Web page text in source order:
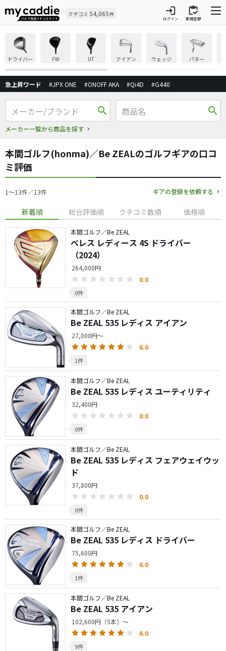
クチコミ 54,065件 login
ログイン
inventory
新規登録
ドライバー FW UT アイアン ウェッジ パター
急上昇ワード #JPX ONE #ONOFF AKA #Qi4D #G440
search
メーカー一覧から商品を探す
search
本間ゴルフ(honma)／Be ZEALのゴルフギアの口コ
ミ評価
1〜13件／13件 ギアの登録を依頼する
新着順 総合評価順 クチコミ数順 価格順
本間ゴルフ／Be ZEAL
ベレス レディース 4S ドライバー
（2024）
264,000円
0.0
0件
本間ゴルフ／Be ZEAL
Be ZEAL 535 レディス アイアン
27,000円～
6.0
1件
本間ゴルフ／Be ZEAL
Be ZEAL 535 レディス ユーティリティ
32,400円
0.0
0件
本間ゴルフ／Be ZEAL
Be ZEAL 535 レディス フェアウェイウッ
ド
37,800円
0.0
0件
本間ゴルフ／Be ZEAL
Be ZEAL 535 レディス ドライバー
75,600円
6.0
1件
本間ゴルフ／Be ZEAL
Be ZEAL 535 アイアン
102,600円（5本）～
6.0
9件